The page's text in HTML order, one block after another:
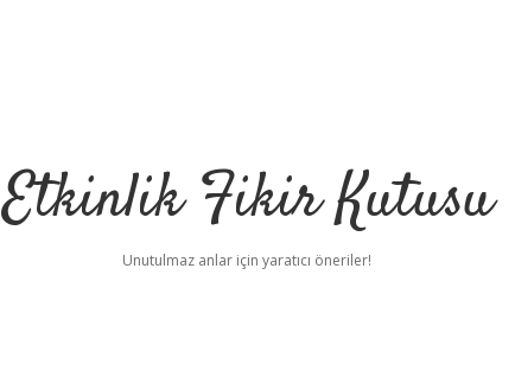
Etkinlik Fikir Kutusu
Unutulmaz anlar için yaratıcı öneriler!